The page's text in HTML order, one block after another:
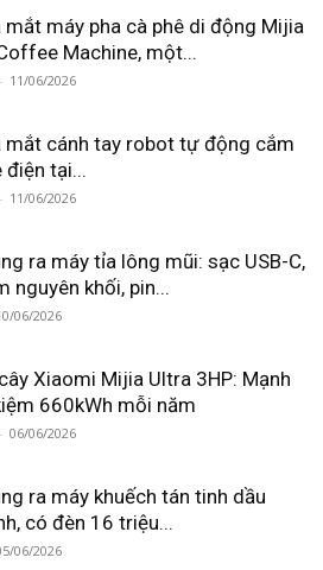
máy pha cà phê di động Mijia
Machine, một...
- 11/06/2026
mắt cánh tay robot tự động cắm
điện tại...
- 11/06/2026
ra máy tỉa lông mũi: sạc USB-C,
nguyên khối, pin...
06/2026
Xiaomi Mijia Ultra 3HP: Mạnh
660kWh mỗi năm
- 06/06/2026
ra máy khuếch tán tinh dầu
có đèn 16 triệu...
06/2026